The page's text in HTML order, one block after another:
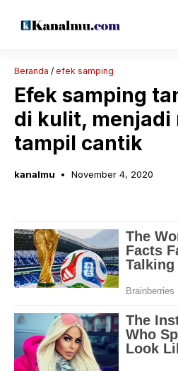
Beranda / efek samping
Efek samping
di kulit, menjadi
tampil cantik
kanalmu November 4, 2020